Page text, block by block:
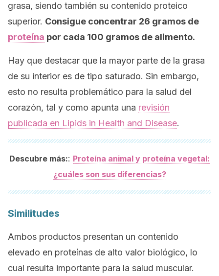
grasa, siendo también su contenido proteico
superior. Consigue concentrar 26 gramos de
proteína por cada 100 gramos de alimento.
Hay que destacar que la mayor parte de la grasa
de su interior es de tipo saturado. Sin embargo,
esto no resulta problemático para la salud del
corazón, tal y como apunta una revisión
publicada en Lipids in Health and Disease.
Descubre más:: Proteína animal y proteína vegetal:
¿cuáles son sus diferencias?
Similitudes
Ambos productos presentan un contenido
elevado en proteínas de alto valor biológico, lo
cual resulta importante para la salud muscular.